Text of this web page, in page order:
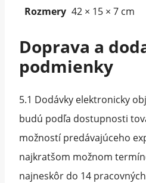
Rozmery 42 × 15 × 7 cm
Doprava a
podmienky
5.1 Dodávky elektronicky
budú podľa dostupnosti
možností predávajúceho
najkratšom možnom
najneskôr do 14